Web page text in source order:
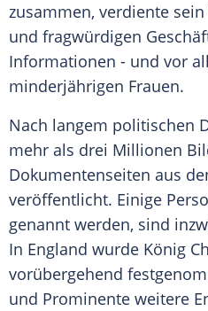
zusammen, verdiente
und fragwürdigen
Informationen - und vor
minderjährigen Frauen.
Nach langem politischen
mehr als drei Millionen
Dokumentenseiten aus
veröffentlicht. Einige
genannt werden, sind
In England wurde König
vorübergehend
und Prominente weitere